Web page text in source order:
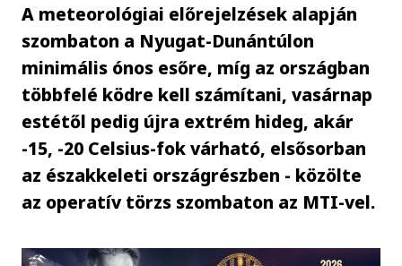
A meteorológiai előrejelzések alapján
szombaton a Nyugat-Dunántúlon
minimális ónos esőre, míg az országban
többfelé ködre kell számítani, vasárnap
estétől pedig újra extrém hideg, akár
-15, -20 Celsius-fok várható, elsősorban
az északkeleti országrészben - közölte
az operatív törzs szombaton az MTI-vel.